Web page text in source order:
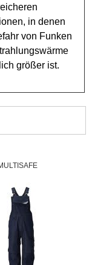
in denen
von Funken
größer ist.